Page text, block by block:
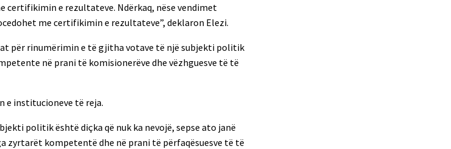
certifikimin e rezultateve. Ndërkaq, nëse vendimet
me certifikimin e rezultateve”, deklaron Elezi.
për rinumërimin e të gjitha votave të një subjekti politik
në prani të komisionerëve dhe vëzhguesve të të
e institucioneve të reja.
politik është diçka që nuk ka nevojë, sepse ato janë
zyrtarët kompetentë dhe në prani të përfaqësuesve të të